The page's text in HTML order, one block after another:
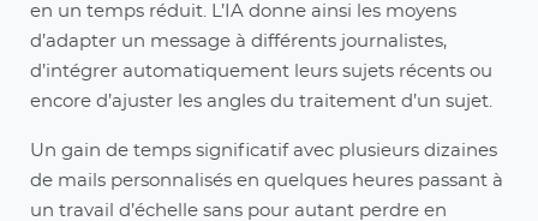
en un temps réduit. L’IA donne ainsi les moyens
d’adapter un message à différents journalistes,
d’intégrer automatiquement leurs sujets récents ou
encore d’ajuster les angles du traitement d’un sujet.
Un gain de temps significatif avec plusieurs dizaines
de mails personnalisés en quelques heures passant à
un travail d’échelle sans pour autant perdre en